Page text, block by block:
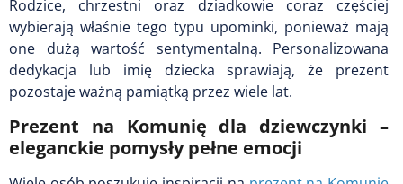
Rodzice, chrzestni oraz dziadkowie coraz częściej
wybierają właśnie tego typu upominki, ponieważ mają
one dużą wartość sentymentalną. Personalizowana
dedykacja lub imię dziecka sprawiają, że prezent
pozostaje ważną pamiątką przez wiele lat.
Prezent na Komunię dla dziewczynki –
eleganckie pomysły pełne emocji